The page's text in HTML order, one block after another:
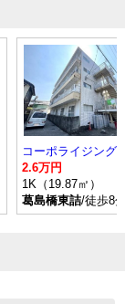
コーポライジング
2.6万円
1K（19.87㎡）
葛島橋東詰/徒歩8